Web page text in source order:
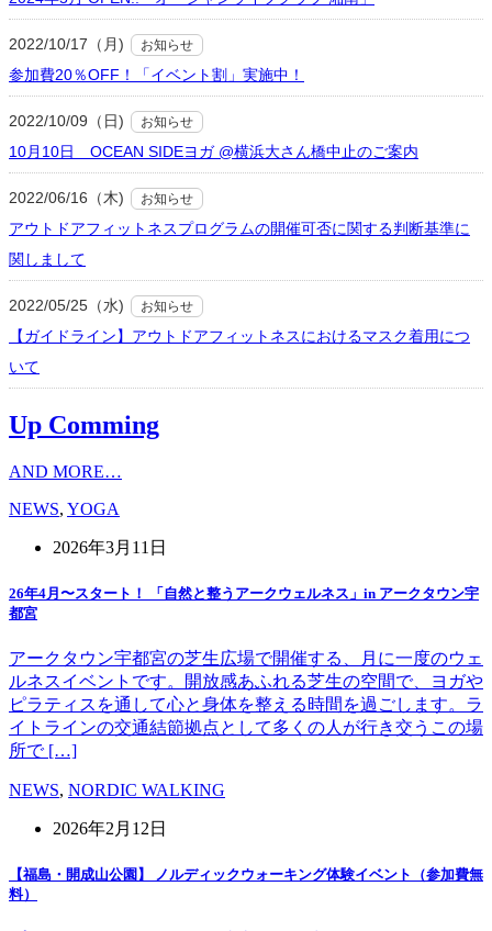
2022/10/17（月) お知らせ
参加費20％OFF！「イベント割」実施中！
2022/10/09（日) お知らせ
10月10日 OCEAN SIDEヨガ @横浜大さん橋中止のご案内
2022/06/16（木) お知らせ
アウトドアフィットネスプログラムの開催可否に関する判断基準に
関しまして
2022/05/25（水) お知らせ
【ガイドライン】アウトドアフィットネスにおけるマスク着用につ
いて
Up Comming
AND MORE…
NEWS, YOGA
2026年3月11日
26年4月〜スタート！ 「自然と整うアークウェルネス」in アークタウン宇
都宮
アークタウン宇都宮の芝生広場で開催する、月に一度のウェ
ルネスイベントです。開放感あふれる芝生の空間で、ヨガや
ピラティスを通して心と身体を整える時間を過ごします。ラ
イトラインの交通結節拠点として多くの人が行き交うこの場
所で […]
NEWS, NORDIC WALKING
2026年2月12日
【福島・開成山公園】 ノルディックウォーキング体験イベント（参加費無
料）